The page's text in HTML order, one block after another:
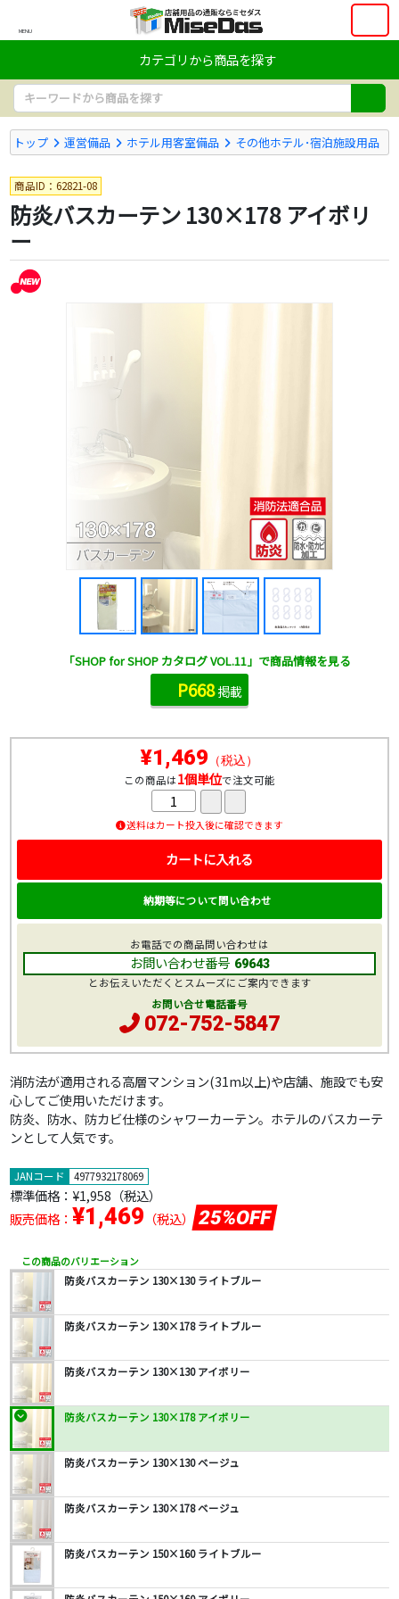
MENU
カテゴリから商品を探す
トップ 運営備品 ホテル用客室備品 その他ホテル･宿泊施設用品
商品ID：62821-08
防炎バスカーテン 130×178 アイボリ
ー
消防法が適用される高層マンション(31m以上)や店舗、施設でも安
心してご使用いただけます。
防炎、防水、防カビ仕様のシャワーカーテン。ホテルのバスカーテ
ンとして人気です。
JANコード 4977932178069
標準価格： ¥1,958 （税込）
販売価格： ¥1,469 （税込） 25%OFF
この商品のバリエーション
防炎バスカーテン 130×130 ライトブルー
防炎バスカーテン 130×178 ライトブルー
防炎バスカーテン 130×130 アイボリー
防炎バスカーテン 130×178 アイボリー
防炎バスカーテン 130×130 ベージュ
防炎バスカーテン 130×178 ベージュ
防炎バスカーテン 150×160 ライトブルー
¥1,469 （税込）
この商品は1個単位で注文可能
送料はカート投入後に確認できます
カートに入れる
納期等について問い合わせ
お電話での商品問い合わせは
お問い合わせ番号 69643
とお伝えいただくとスムーズにご案内できます
お問い合せ電話番号
072-752-5847
「SHOP for SHOP カタログ VOL.11」で商品情報を見る
P668掲載